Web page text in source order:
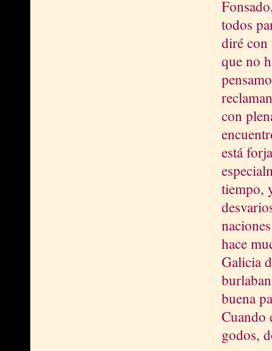
todos
diré con
que no
con
está
tiempo,
hace
Galicia
buena
Cuando
godos,